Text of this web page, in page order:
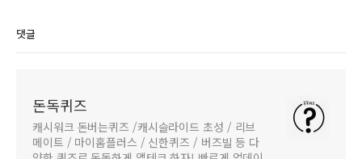
댓글
돈독퀴즈
캐시워크 돈버는퀴즈 /캐시슬라이드 초성 / 리브
메이트 / 마이홈플러스 / 신한퀴즈 / 버즈빌 등 다